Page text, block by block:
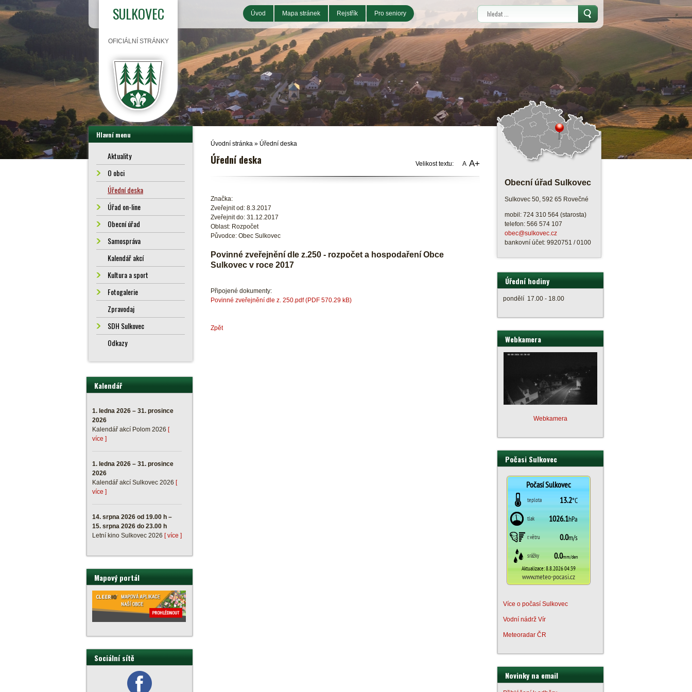
SULKOVEC
OFICIÁLNÍ STRÁNKY
Úvod Mapa stránek Rejstřík Pro seniory Vyhledávání
Úvodní stránka » Úřední deska
Velikost textu: A A+
Úřední deska
Značka:
Zveřejnit od: 8.3.2017
Zveřejnit do: 31.12.2017
Oblast: Rozpočet
Původce: Obec Sulkovec
Povinné zveřejnění dle z.250 - rozpočet a hospodaření Obce
Sulkovec v roce 2017
Připojené dokumenty:
Povinné zveřejnění dle z. 250.pdf (PDF 570.29 kB)
Zpět
Hlavní menu
Aktuality
O obci
Úřední deska
Úřad on-line
Obecní úřad
Samospráva
Kalendář akcí
Kultura a sport
Fotogalerie
Zpravodaj
SDH Sulkovec
Odkazy
Kalendář
1. ledna 2026 – 31. prosince
2026
Kalendář akcí Polom 2026 [
více ]
1. ledna 2026 – 31. prosince
2026
Kalendář akcí Sulkovec 2026 [
více ]
14. srpna 2026 od 19.00 h –
15. srpna 2026 do 23.00 h
Letní kino Sulkovec 2026 [ více ]
Mapový portál
Sociální sítě
Obecní úřad Sulkovec
Sulkovec 50, 592 65 Rovečné
mobil: 724 310 564 (starosta)
telefon: 566 574 107
obec@sulkovec.cz
bankovní účet: 9920751 / 0100
Úřední hodiny
pondělí 17.00 - 18.00
Webkamera
Webkamera
Počasi Sulkovec
Více o počasí Sulkovec
Vodní nádrž Vír
Meteoradar ČR
Novinky na email